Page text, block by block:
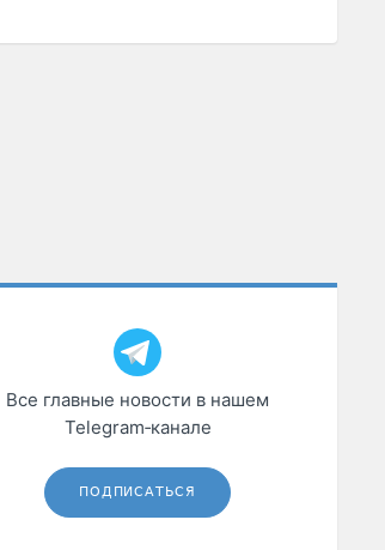
Все главные новости в нашем
Telegram‑канале
ПОДПИСАТЬСЯ